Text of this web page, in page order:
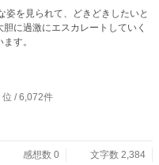
姿を見られて、どきどきしたいと
に過激にエスカレートしていく
す。
位 / 6,072件
感想数 0
文字数 2,384